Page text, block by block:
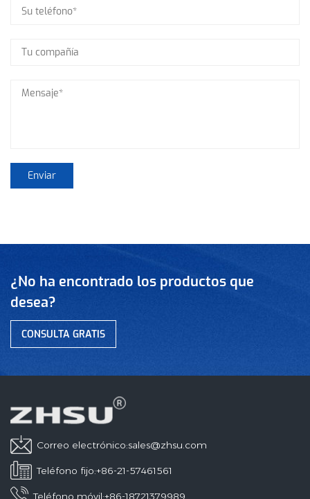
¿No ha encontrado los productos que
desea?
CONSULTA GRATIS
Correo electrónico:sales@zhsu.com
Teléfono fijo:+86-21-57461561
Teléfono móvil:+86-18721379989